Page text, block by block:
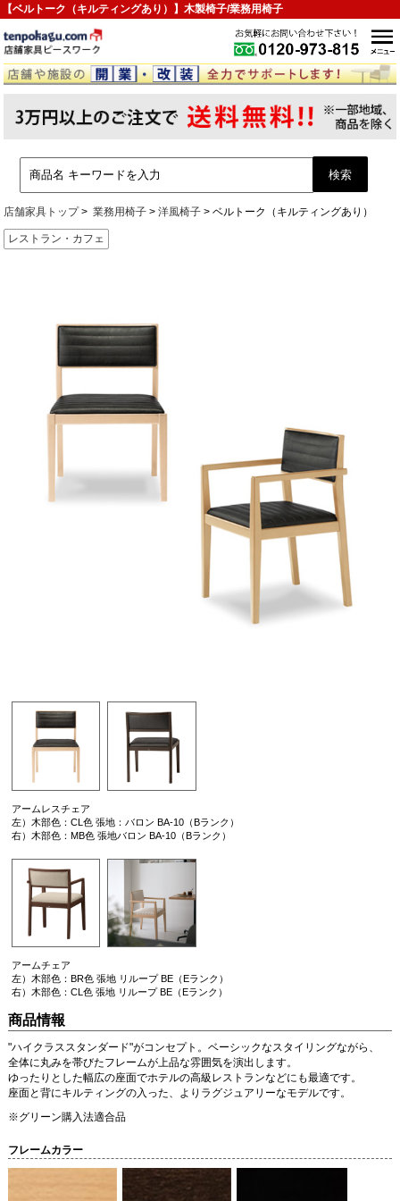
【ベルトーク（キルティングあり）】木製椅子/業務用椅子
店舗家具トップ 業務用椅子 洋風椅子 ベルトーク（キルティングあり）
レストラン・カフェ
アームレスチェア
左）木部色：CL色 張地：バロン BA-10（Bランク）
右）木部色：MB色 張地バロン BA-10（Bランク）
アームチェア
左）木部色：BR色 張地 リループ BE（Eランク）
右）木部色：CL色 張地 リループ BE（Eランク）
商品情報
"ハイクラススタンダード"がコンセプト。ベーシックなスタイリングながら、
全体に丸みを帯びたフレームが上品な雰囲気を演出します。
ゆったりとした幅広の座面でホテルの高級レストランなどにも最適です。
座面と背にキルティングの入った、よりラグジュアリーなモデルです。
※グリーン購入法適合品
フレームカラー